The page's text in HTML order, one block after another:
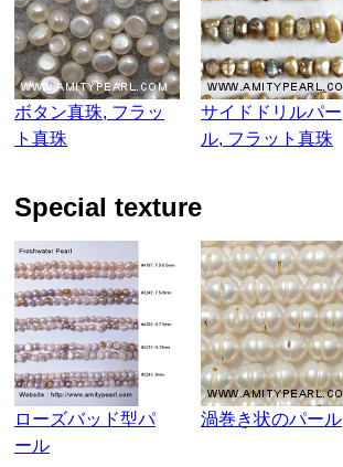
ボタン真珠, フラッ
ト真珠
サイドドリルパー
ル, フラット真珠
special texture
ローズバッド型パ
ール
渦巻き状のパール